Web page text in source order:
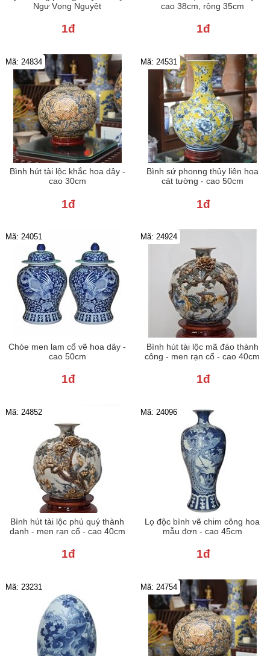
Ngư Vọng Nguyệt
1đ
cao 38cm, rộng 35cm
1đ
Bình hút tài lộc khắc hoa dây -
cao 30cm
Mã: 24834
1đ
Bình sứ phonng thủy liên hoa
cát tường - cao 50cm
Mã: 24531
1đ
Chóe men lam cổ vẽ hoa dây -
cao 50cm
Mã: 24051
1đ
Bình hút tài lộc mã đáo thành
công - men rạn cổ - cao 40cm
Mã: 24924
1đ
Bình hút tài lộc phú quý thành
danh - men rạn cổ - cao 40cm
Mã: 24852
1đ
Lọ độc bình vẽ chim công hoa
mẫu đơn - cao 45cm
Mã: 24096
1đ
Mã: 23231 Mã: 24754